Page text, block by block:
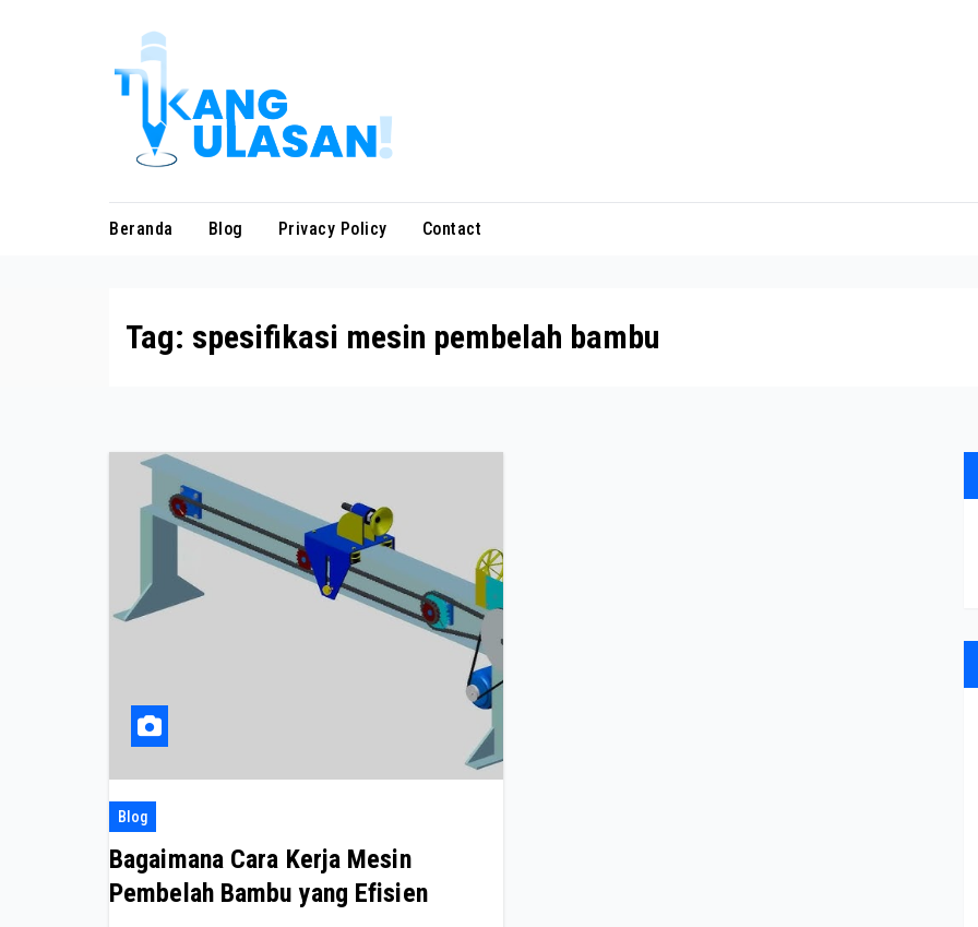
Beranda Blog Privacy Policy Contact
Tag: spesifikasi mesin pembelah bambu
Blog
Bagaimana Cara Kerja Mesin
Pembelah Bambu yang Efisien